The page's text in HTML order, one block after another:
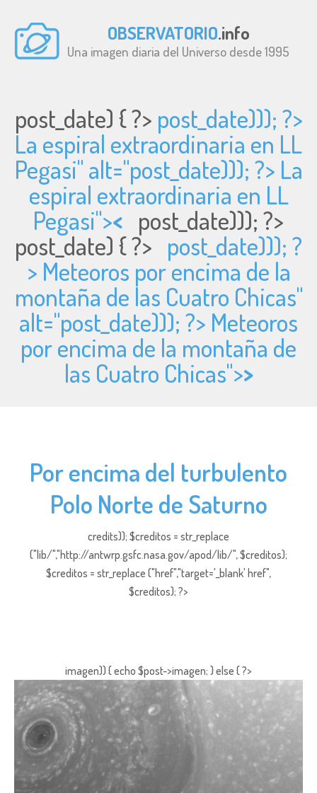
OBSERVATORIO.info
Una imagen diaria del Universo desde 1995
post_date) { ?> post_date))); ?>
La espiral extraordinaria en LL
Pegasi" alt="post_date))); ?> La
espiral extraordinaria en LL
Pegasi">< post_date))); ?>
post_date) { ?> post_date))); ?
> Meteoros por encima de la
montaña de las Cuatro Chicas"
alt="post_date))); ?> Meteoros
por encima de la montaña de
las Cuatro Chicas">>
Por encima del turbulento
Polo Norte de Saturno
credits)); $creditos = str_replace
("lib/","http://antwrp.gsfc.nasa.gov/apod/lib/", $creditos);
$creditos = str_replace ("href","target='_blank' href",
$creditos); ?>
imagen)) { echo $post->imagen; } else { ?>